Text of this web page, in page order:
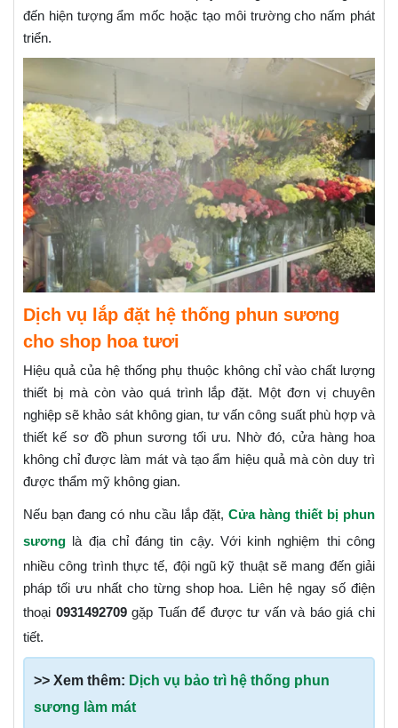
đến hiện tượng ẩm mốc hoặc tạo môi trường cho nấm phát
triển.
Dịch vụ lắp đặt hệ thống phun sương
cho shop hoa tươi
Hiệu quả của hệ thống phụ thuộc không chỉ vào chất lượng
thiết bị mà còn vào quá trình lắp đặt. Một đơn vị chuyên
nghiệp sẽ khảo sát không gian, tư vấn công suất phù hợp và
thiết kế sơ đồ phun sương tối ưu. Nhờ đó, cửa hàng hoa
không chỉ được làm mát và tạo ẩm hiệu quả mà còn duy trì
được thẩm mỹ không gian.
Nếu bạn đang có nhu cầu lắp đặt, Cửa hàng thiết bị phun
sương là địa chỉ đáng tin cậy. Với kinh nghiệm thi công
nhiều công trình thực tế, đội ngũ kỹ thuật sẽ mang đến giải
pháp tối ưu nhất cho từng shop hoa. Liên hệ ngay số điện
thoại 0931492709gặp Tuấn để được tư vấn và báo giá chi
tiết.
>> Xem thêm: Dịch vụ bảo trì hệ thống phun
sương làm mát